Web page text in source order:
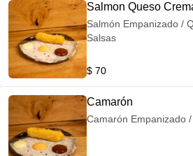
Salmon Queso
Salmón Empanizado /
Salsas
$ 70
Camarón
Camarón Empanizado